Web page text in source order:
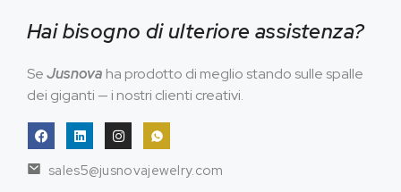
Hai bisogno di ulteriore assistenza?
SeJusnova ha prodotto di meglio stando sulle spalle
dei giganti — i nostri clienti creativi.
sales5@jusnovajewelry.com